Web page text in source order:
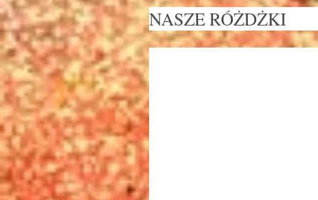
NASZE
z drewna WIŚNI
14 cali (ok 36 cm) - cena: 24
i 95 sykli co w przeliczeniu
mugoli daje: 99 zł i 80
wybierane jest losowo!